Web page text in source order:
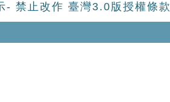
- 禁止改作 臺灣3.0版授權條款